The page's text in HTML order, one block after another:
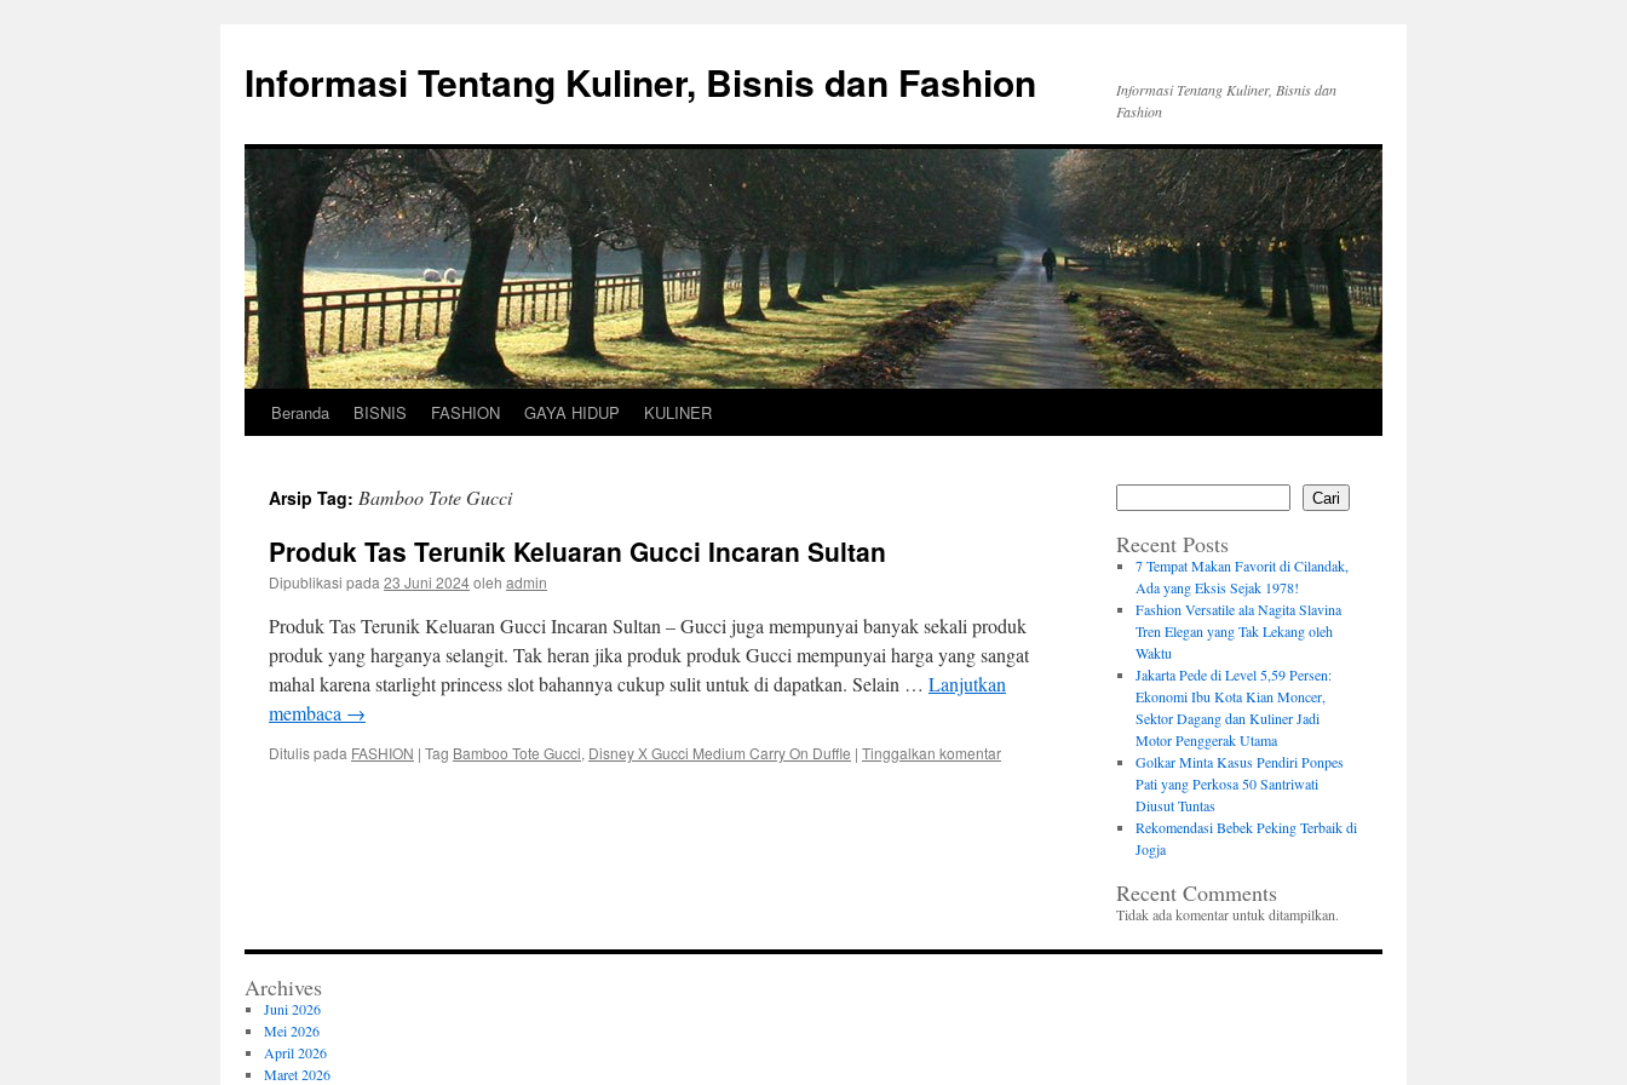
Informasi Tentang Kuliner, Bisnis dan Fashion
Informasi Tentang Kuliner, Bisnis dan
Fashion
Langsung
Beranda BISNIS FASHION GAYA HIDUP KULINER
Arsip Tag: Bamboo Tote Gucci
Produk Tas Terunik Keluaran Gucci Incaran Sultan
Dipublikasi pada 23 Juni 2024oleh admin
Produk Tas Terunik Keluaran Gucci Incaran Sultan – Gucci juga mempunyai banyak sekali produk
produk yang harganya selangit. Tak heran jika produk produk Gucci mempunyai harga yang sangat
mahal karena starlight princess slot bahannya cukup sulit untuk di dapatkan. Selain … Lanjutkan
membaca →
Ditulis pada FASHION | Tag Bamboo Tote Gucci, Disney X Gucci Medium Carry On Duffle | Tinggalkan komentar
Cari
Recent Posts
7 Tempat Makan Favorit di Cilandak,
Ada yang Eksis Sejak 1978!
Fashion Versatile ala Nagita Slavina
Tren Elegan yang Tak Lekang oleh
Waktu
Jakarta Pede di Level 5,59 Persen:
Ekonomi Ibu Kota Kian Moncer,
Sektor Dagang dan Kuliner Jadi
Motor Penggerak Utama
Golkar Minta Kasus Pendiri Ponpes
Pati yang Perkosa 50 Santriwati
Diusut Tuntas
Rekomendasi Bebek Peking Terbaik di
Jogja
Recent Comments
Tidak ada komentar untuk ditampilkan.
Archives
Juni 2026
Mei 2026
April 2026
Maret 2026